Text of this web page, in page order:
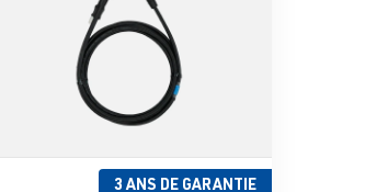
3 ANS DE GARANTIE